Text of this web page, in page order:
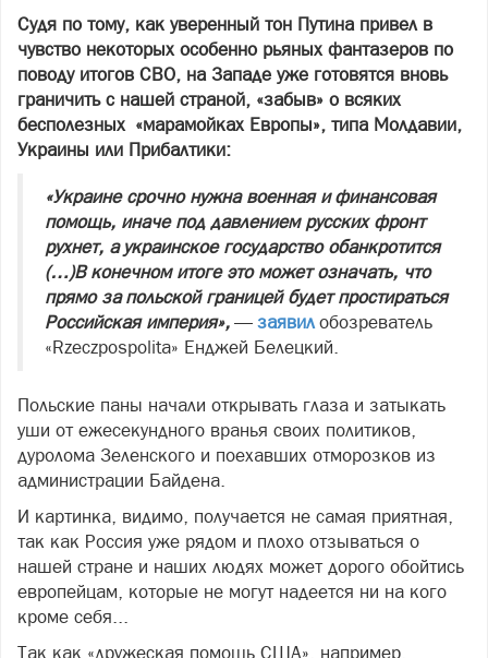
Судя по тому, как уверенный тон Путина привел в
чувство некоторых особенно рьяных фантазеров по
поводу итогов СВО, на Западе уже готовятся вновь
граничить с нашей страной, «забыв» о всяких
бесполезных «марамойках Европы», типа Молдавии,
Украины или Прибалтики:
«Украине срочно нужна военная и финансовая
помощь, иначе под давлением русских фронт
рухнет, а украинское государство обанкротится
(…)В конечном итоге это может означать, что
прямо за польской границей будет простираться
Российская империя», — заявилобозреватель
«Rzeczpospolita» Енджей Белецкий.
Польские паны начали открывать глаза и затыкать
уши от ежесекундного вранья своих политиков,
дуролома Зеленского и поехавших отморозков из
администрации Байдена.
И картинка, видимо, получается не самая приятная,
так как Россия уже рядом и плохо отзываться о
нашей стране и наших людях может дорого обойтись
европейцам, которые не могут надеется ни на кого
кроме себя...
Так как «дружеская помощь США», например,